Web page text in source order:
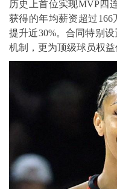
历史上首位实现MVP四
获得的年均薪资超过
提升近30%。合同特别
机制，更为顶级球员权益